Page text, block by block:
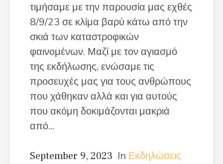
τιμήσαμε με την παρουσία μας εχθές
8/9/23 σε κλίμα βαρύ κάτω από την
σκιά των καταστροφικών
φαινομένων. Μαζί με τον αγιασμό
της εκδήλωσης, ενώσαμε τις
προσευχές μας για τους ανθρώπους
που χάθηκαν αλλά και για αυτούς
που ακόμη δοκιμάζονται μακριά
από...
September 9, 2023 In Εκδηλώσεις